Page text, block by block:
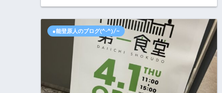
●能登原人のブログ(^-^)/~